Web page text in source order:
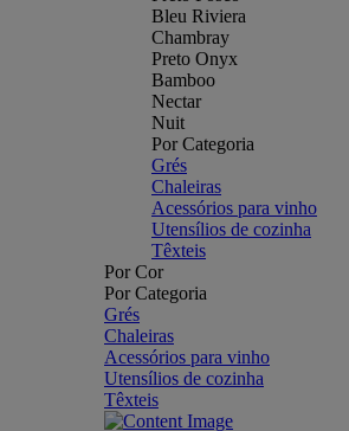
Bleu Riviera
Chambray
Preto Onyx
Bamboo
Nectar
Nuit
Por Categoria
Grés
Chaleiras
Acessórios para vinho
Utensílios de cozinha
Têxteis
Por Cor
Por Categoria
Grés
Chaleiras
Acessórios para vinho
Utensílios de cozinha
Têxteis